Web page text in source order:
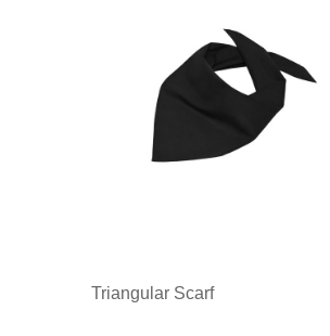
Triangular Scarf